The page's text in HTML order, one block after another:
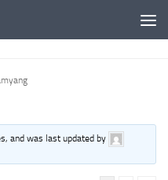
and was last updated by